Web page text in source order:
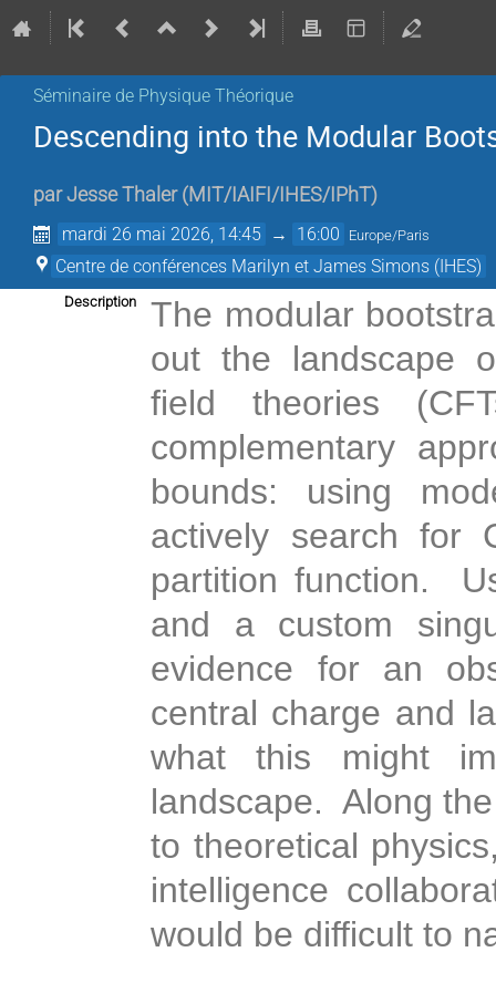
Séminaire de Physique Théorique
Descending into the Modular
parJesse Thaler (MIT/IAIFI/IHES/IPhT)
mardi 26 mai 2026, 14:45 → 16:00 Europe/Paris
Centre de conférences Marilyn et James Simons (IHES)
Description
The modular
out the landscape
field theories
complementary
bounds: using
actively search for
partition function.
and a custom
evidence for an
central charge and
what this might
landscape. Along
to theoretical
intelligence
would be difficult to